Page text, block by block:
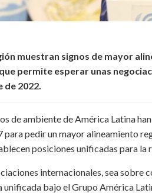
muestran signos de mayor
permite esperar unas
de 2022.
de ambiente de América Latina
pedir un mayor alineamiento
posiciones unificadas para la
internacionales, sea
unificada bajo el Grupo América